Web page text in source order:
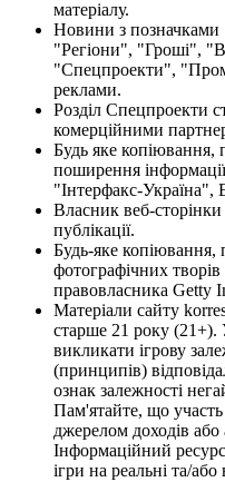
матеріалу.
Новини з
"Регіони", "Гроші",
"Спецпроекти",
реклами.
Розділ Спецпроекти
комерційними
Будь яке копіювання,
поширення
"Інтерфакс-Україна",
Власник веб-
публікації.
Будь-яке копіювання,
фотографічних творів
правовласника Getty
Матеріали сайту
старше 21 року (21+).
викликати ігрову
(принципів)
ознак залежності
Пам'ятайте, що
джерелом доходів або
Інформаційний
ігри на реальні та/